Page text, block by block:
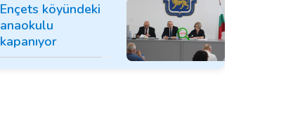
Ençets köyündeki
anaokulu
kapanıyor